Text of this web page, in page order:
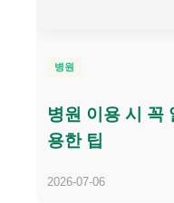
병원
병원 이용 시 꼭
용한 팁
2026-07-06